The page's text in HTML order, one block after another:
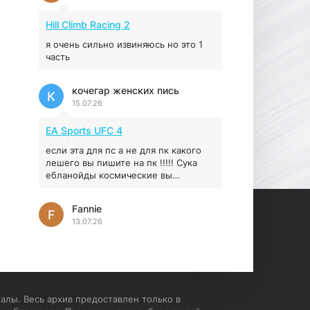
16.95 ГБ
Hill Climb Racing 2
я очень сильно извиняюсь но это 1
часть
кочегар женских пись
15.07.26
К
EA Sports UFC 4
если эта для пс а не для пк какого
лешего вы пишите на пк !!!!! Сука
ебланойды космические вы
установлением Эмулятора сука
калеки на мозг блять последней
стадии
Fannie
13.07.26
F
— быстро, горячо и честно —
Весь архив предоставлен только в